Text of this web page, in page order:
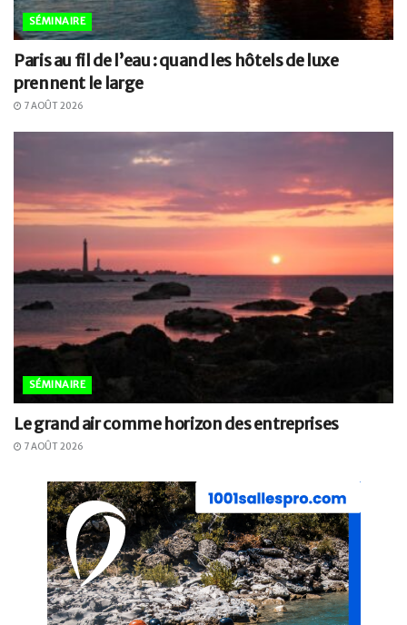
SÉMINAIRE
Paris au fil de l’eau : quand les hôtels de luxe
prennent le large
7 AOÛT 2026
SÉMINAIRE
Le grand air comme horizon des entreprises
7 AOÛT 2026